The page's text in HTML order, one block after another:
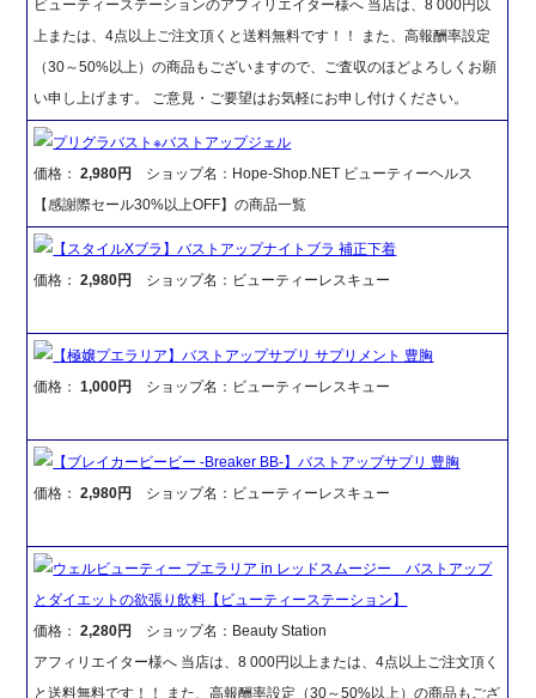
ビューティーステーションのアフィリエイター様へ 当店は、8 000円以
上または、4点以上ご注文頂くと送料無料です！！ また、高報酬率設定
（30～50%以上）の商品もございますので、ご査収のほどよろしくお願
い申し上げます。 ご意見・ご要望はお気軽にお申し付けください。
プリグラバスト※バストアップジェル
価格：2,980円
ショップ名：Hope-Shop.NET ビューティーヘルス
【感謝際セール30%以上OFF】の商品一覧
【スタイルXブラ】バストアップナイトブラ 補正下着
価格：2,980円 ショップ名：ビューティーレスキュー
【極嬢プエラリア】バストアップサプリ サプリメント 豊胸
価格：1,000円 ショップ名：ビューティーレスキュー
【ブレイカービービー -Breaker BB-】バストアップサプリ 豊胸
価格：2,980円 ショップ名：ビューティーレスキュー
ウェルビューティー プエラリア in レッドスムージー バストアップ
とダイエットの欲張り飲料【ビューティーステーション】
価格：2,280円
ショップ名：Beauty Station
アフィリエイター様へ 当店は、8 000円以上または、4点以上ご注文頂く
と送料無料です！！ また、高報酬率設定（30～50%以上）の商品もござ